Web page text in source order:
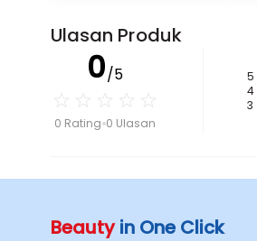
Ulasan Produk
0/5
0 Rating 0 Ulasan
5
4
3
Beautyin One Click